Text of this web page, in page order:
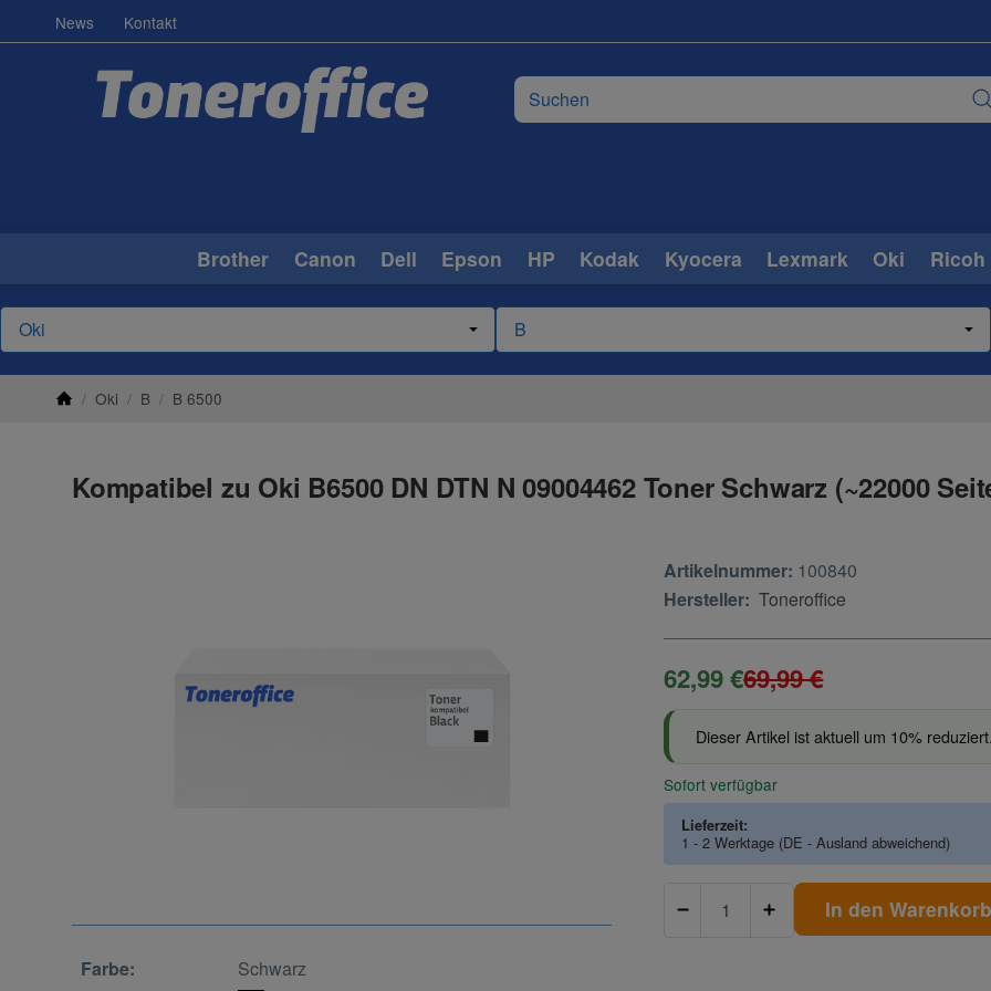
News Kontakt
Brother Canon Dell Epson HP Kodak Kyocera Lexmark Oki Ricoh
/ Oki / B / B 6500
Kompatibel zu Oki B6500 DN DTN N 09004462 Toner Schwarz (~22000
Farbe: Schwarz
Artikelnummer: 100840
Hersteller: Toneroffice
62,99 €69,99 €
Dieser Artikel ist aktuell um 10%
Sofort verfügbar
Lieferzeit:
1 - 2 Werktage (DE - Ausland abweichend)
In den